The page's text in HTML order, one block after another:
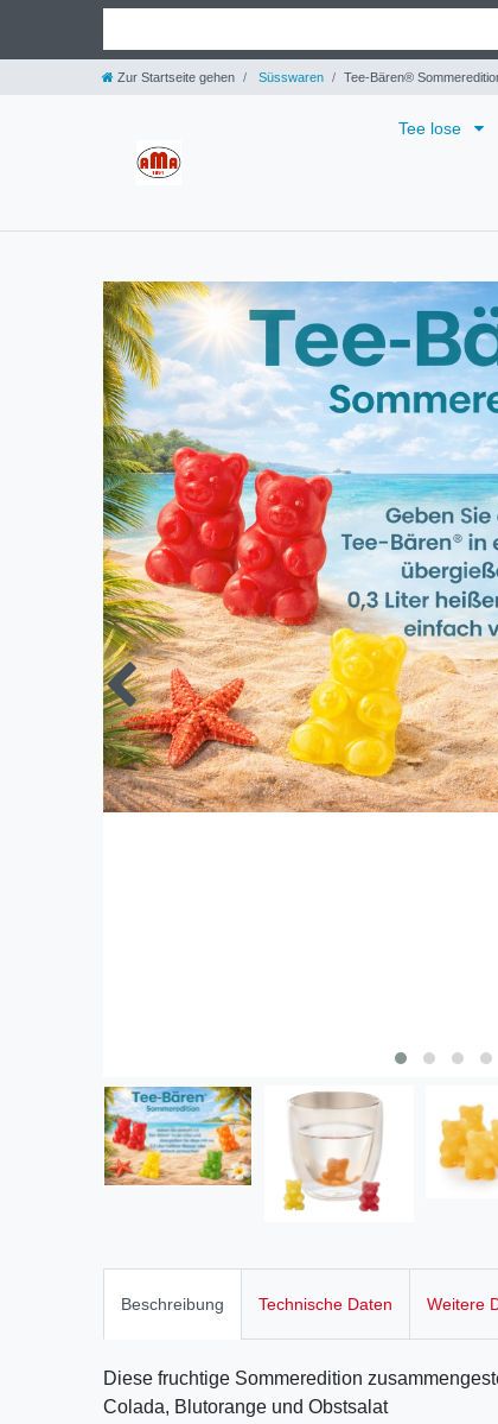
Zur Startseite gehen Süsswaren Tee-Bären®
Tee lose
Beschreibung Technische Daten Weitere
Diese fruchtige Sommeredition
Colada, Blutorange und Obstsalat